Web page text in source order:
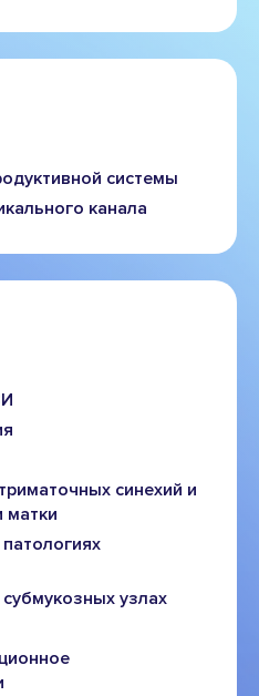
системы
канала
синехий и
матки
узлах